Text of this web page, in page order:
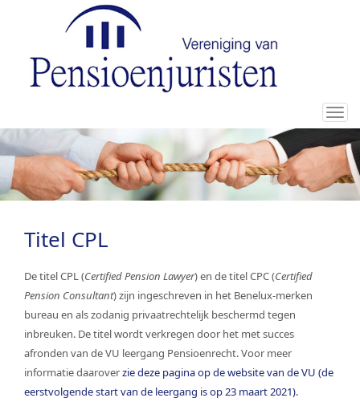
Titel CPL
De titel CPL (Certified Pension Lawyer) en de titel CPC (Certified
Pension Consultant) zijn ingeschreven in het Benelux-merken
bureau en als zodanig privaatrechtelijk beschermd tegen
inbreuken. De titel wordt verkregen door het met succes
afronden van de VU leergang Pensioenrecht. Voor meer
informatie daaroverzie deze pagina op de website van de VU (de
eerstvolgende start van de leergang is op 23 maart 2021).